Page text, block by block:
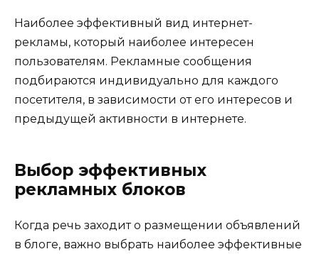
Наиболее эффективный вид интернет-
рекламы, который наиболее интересен
пользователям. Рекламные сообщения
подбираются индивидуально для каждого
посетителя, в зависимости от его интересов и
предыдущей активности в интернете.
Выбор эффективных
рекламных блоков
Когда речь заходит о размещении объявлений
в блоге, важно выбрать наиболее эффективные